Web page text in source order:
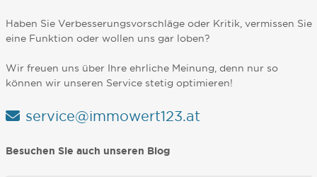
Haben Sie Verbesserungsvorschläge oder Kritik, vermissen Sie
eine Funktion oder wollen uns gar loben?
Wir freuen uns über Ihre ehrliche Meinung, denn nur so
können wir unseren Service stetig optimieren!
service@immowert123.at
Besuchen Sie auch unseren Blog